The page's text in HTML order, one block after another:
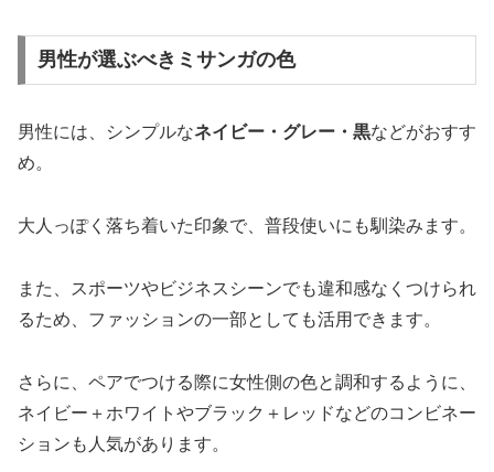
男性が選ぶべきミサンガの色
男性には、シンプルなネイビー・グレー・黒などがおすす
め。
大人っぽく落ち着いた印象で、普段使いにも馴染みます。
また、スポーツやビジネスシーンでも違和感なくつけられ
るため、ファッションの一部としても活用できます。
さらに、ペアでつける際に女性側の色と調和するように、
ネイビー＋ホワイトやブラック＋レッドなどのコンビネー
ションも人気があります。